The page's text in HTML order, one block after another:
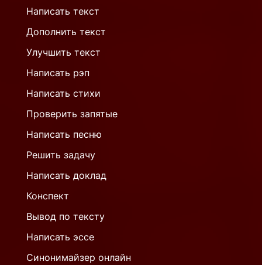
Написать текст
Дополнить текст
Улучшить текст
Написать рэп
Написать стихи
Проверить запятые
Написать песню
Решить задачу
Написать доклад
Конспект
Вывод по тексту
Написать эссе
Синонимайзер онлайн